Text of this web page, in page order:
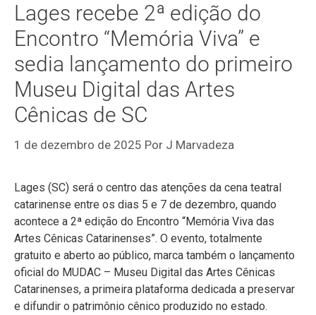
Lages recebe 2ª edição do
Encontro “Memória Viva” e
sedia lançamento do primeiro
Museu Digital das Artes
Cênicas de SC
1 de dezembro de 2025 Por J Marvadeza
Lages (SC) será o centro das atenções da cena teatral
catarinense entre os dias 5 e 7 de dezembro, quando
acontece a 2ª edição do Encontro “Memória Viva das
Artes Cênicas Catarinenses”. O evento, totalmente
gratuito e aberto ao público, marca também o lançamento
oficial do MUDAC – Museu Digital das Artes Cênicas
Catarinenses, a primeira plataforma dedicada a preservar
e difundir o patrimônio cênico produzido no estado.